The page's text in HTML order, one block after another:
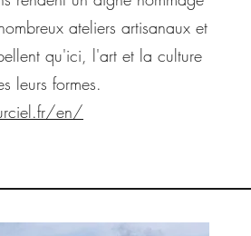
ateliers artisanaux et
qu'ici, l'art et la culture
leurs formes.
en/